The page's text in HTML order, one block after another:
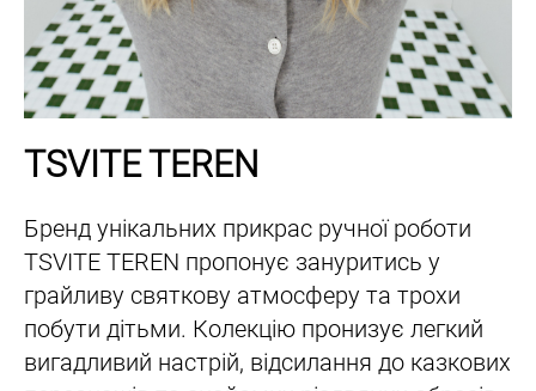
TSVITE TEREN
Бренд унікальних прикрас ручної роботи
TSVITE TEREN пропонує зануритись у
грайливу святкову атмосферу та трохи
побути дітьми. Колекцію пронизує легкий
вигадливий настрій, відсилання до казкових